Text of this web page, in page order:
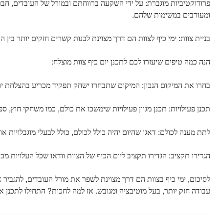
פרודוקטיביות מוגברת: על ידי השקעה ברווחתם ובמורל של העובדים,
ומעורבים במשימות שלהם.
בניית צוות: ימי כיף לצוות הם דרך מצוינת לבנות קשרים חזקים יותר
הנה כמה טיפים שיעזרו לכם לתכנן יום כיף צוות מוצלח:
בחרו את המיקום הנכון: המיקום שתבחרו ישחק תפקיד מכריע בהצלחת
תכנן פעילויות: תכנן מגוון פעילויות שימשכו את כולם, כמו משחקי
לתת מענה לכולם: דאגו שהיום יהיה כולל לכולם, כולל לבעלי מוגבלויות
הגדירו תקציב: הגדירו תקציב ליום הכיף של הצוות וודאו שכל העלויות
לסיכום, ימי כיף בצוות הם דרך מצוינת לשפר את מורל העובדים,
עבודה חזק יותר, בעל מוטיבציה ומגובש. אז למה לחכות? התחילו